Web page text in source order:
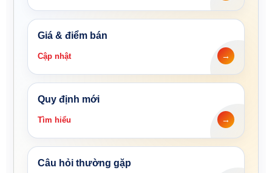
Giá & điểm bán
Cập nhật
Quy định mới
Tìm hiểu
Câu hỏi thường gặp